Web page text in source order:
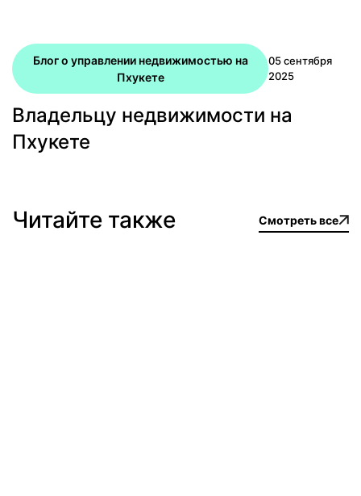
Блог о управлении недвижимостью на
Пхукете
05 сентября
2025
Владельцу недвижимости на
Пхукете
Читайте также Смотреть все